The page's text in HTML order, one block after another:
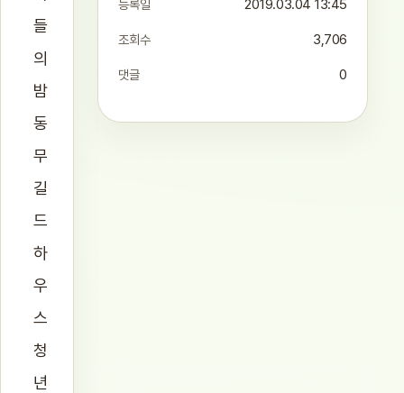
들
의
밤
동
무
길
드
하
우
스
청
년
등록일 2019.03.04 13:45
조회수 3,706
댓글 0